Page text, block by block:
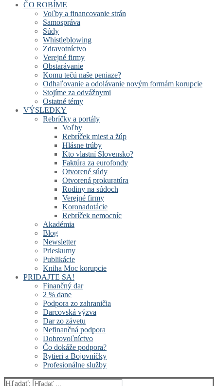
ČO ROBÍME
Voľby a financovanie strán
Samospráva
Súdy
Whistleblowing
Zdravotníctvo
Verejné firmy
Obstarávanie
Komu tečú naše peniaze?
Odhaľovanie a odolávanie novým formám korupcie
Stojíme za odvážnymi
Ostatné témy
VÝSLEDKY
Rebríčky a portály
Voľby
Rebríček miest a žúp
Hlásne trúby
Kto vlastní Slovensko?
Faktúra za eurofondy
Otvorené súdy
Otvorená prokuratúra
Rodiny na súdoch
Verejné firmy
Koronadotácie
Rebríček nemocníc
Akadémia
Blog
Newsletter
Prieskumy
Publikácie
Kniha Moc korupcie
PRIDAJTE SA!
Finančný dar
2 % dane
Podpora zo zahraničia
Darcovská výzva
Dar zo závetu
Nefinančná podpora
Dobrovoľníctvo
Čo dokáže podpora?
Rytieri a Bojovníčky
Profesionálne služby
Hľadať: